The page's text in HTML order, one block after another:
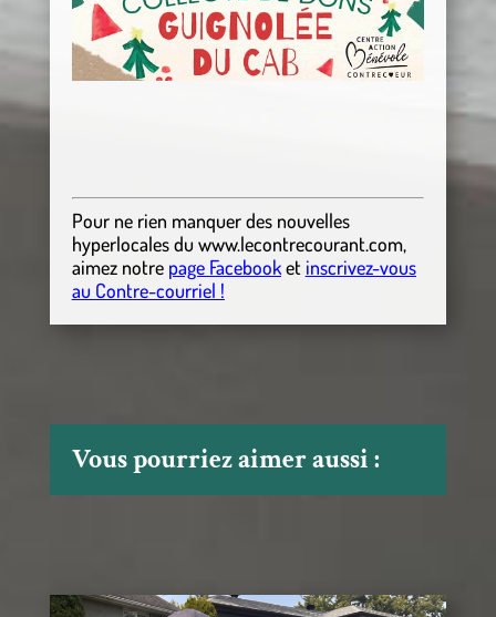
Pour ne rien manquer des nouvelles
hyperlocalesdu www.lecontrecourant.com,
aimez notre page Facebooket inscrivez-vous
au Contre-courriel !
Vous pourriez aimer aussi :